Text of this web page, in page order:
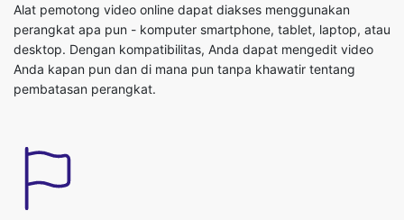
pembatasan perangkat.
Nol Masalah Kompatibilitas
Alat online pemotong video dirancang untuk menghilangkan
masalah kompatibilitas. Ini berjalan dengan mulus di semua